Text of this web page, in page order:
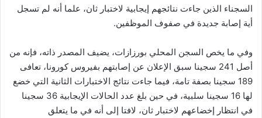
السجناء الذين جاءت نتائجهم إيجابية لاختبار ثان، علما أنه لم تسجل
أية إصابة جديدة في صفوف الموظفين.
وفي ما يخص السجن المحلي بورزازات، يضيف المصدر ذاته، فإنه من
أصل 241 سجينا سبق الإعلان عن إصابتهم بفيروس كورونا، تعافى
189 سجينا بصفة تامة، فيما جاءت نتائج الاختبارات الثانية التي خضع
لها 16 سجينا سلبية، في حين بلغ عدد الحالات الإيجابية 36 سجينا
في انتظار إخضاعهم لاختبار ثان، لافتا إلى أنه في ما يتعلق